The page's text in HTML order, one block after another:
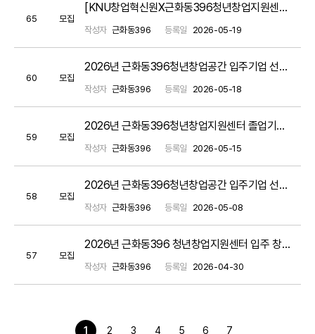
65 모집
[KNU창업혁신원X근화동396청년창업지원센터] 2026년 근화동396 창업동아리 경진대회
작성자 근화동396 등록일 2026-05-19
60 모집
2026년 근화동396청년창업공간 입주기업 선택형 맞춤형 지원 프로그램 서류평가 결과 공고
작성자 근화동396 등록일 2026-05-18
59 모집
2026년 근화동396청년창업지원센터 졸업기업 선택형 맞춤형 지원 프로그램 / 공동 매뉴얼 참고
작성자 근화동396 등록일 2026-05-15
58 모집
2026년 근화동396청년창업공간 입주기업 선택형 맞춤형 지원 프로그램 신청 안내 / 공동 매뉴얼 참고
작성자 근화동396 등록일 2026-05-08
57 모집
2026년 근화동396 청년창업지원센터 입주 창업팀 모집 공고(~05.20.)
작성자 근화동396 등록일 2026-04-30
1 2 3 4 5 6 7